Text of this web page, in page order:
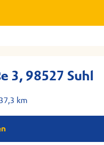
3, 98527 Suhl
km